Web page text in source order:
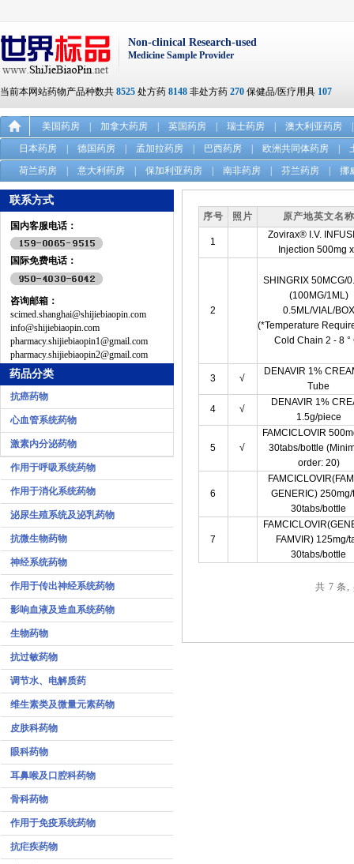
Non-clinical Research-used
Medicine Sample Provider
当前本网站药物产品种数共 8525 处方药 8148 非处方药 270 保健品/医疗用具 107
美国药房 加拿大药房 英国药房 瑞士药房 澳大利亚药房
日本药房
德国药房 孟加拉药房 巴西药房 欧洲共同体药房
荷兰药房
意大利药房 保加利亚药房 南非药房 芬兰药房 挪
联系方式
国内客服电话：
国际免费电话：
咨询邮箱：
scimed.shanghai@shijiebiaopin.com
info@shijiebiaopin.com
pharmacy.shijiebiaopin1@gmail.com
pharmacy.shijiebiaopin2@gmail.com
药品分类
抗癌药物
心血管系统药物
激素内分泌药物
作用于呼吸系统药物
作用于消化系统药物
泌尿生殖系统及泌乳药物
抗微生物药物
神经系统药物
作用于传出神经系统药物
影响血液及造血系统药物
生物药物
抗过敏药物
调节水、电解质药
维生素类及微量元素药物
皮肤科药物
眼科药物
耳鼻喉及口腔科药物
骨科药物
作用于免疫系统药物
抗疟疾药物
序号 照片 原产地英文名称
1
Zovirax® I.V.
Injection 500mg
2
SHINGRIX 50MCG/
(100MG/1ML)
0.5ML/VIAL/BOX
(*Temperature
Cold Chain 2 - 8 °
3 √
DENAVIR 1%
Tube
4 √
DENAVIR 1%
1.5g/piece
5 √
FAMCICLOVIR
30tabs/bottle
order: 20)
6
GENERIC)
30tabs/bottle
7
FAMVIR) 125mg/
30tabs/bottle
共 7 条,